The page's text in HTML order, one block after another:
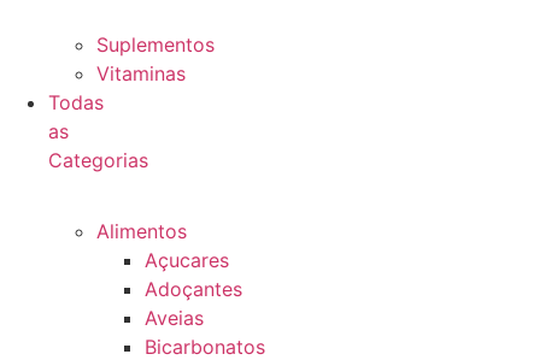
Suplementos
Vitaminas
Todas
as
Categorias
Alimentos
Açucares
Adoçantes
Aveias
Bicarbonatos